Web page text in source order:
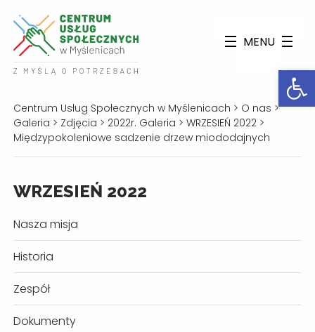
MENU
Centrum Usług Społecznych w Myślenicach > O nas >
Galeria > Zdjęcia > 2022r. Galeria > WRZESIEŃ 2022 >
Międzypokoleniowe sadzenie drzew miododajnych
WRZESIEŃ 2022
Nasza misja
Historia
Zespół
Dokumenty